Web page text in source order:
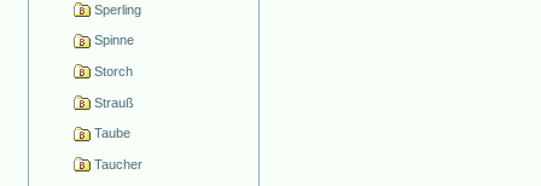
Sperling
Spinne
Storch
Strauß
Taube
Taucher